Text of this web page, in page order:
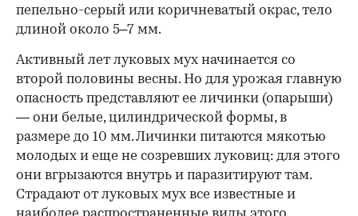
00:00
пепельно-серый или коричневатый окрас, тело
длиной около 5–7 мм.
Активный лет луковых мух начинается со
второй половины весны. Но для урожая главную
опасность представляют ее личинки (опарыши)
— они белые, цилиндрической формы, в
размере до 10 мм. Личинки питаются мякотью
молодых и еще не созревших луковиц: для этого
они вгрызаются внутрь и паразитируют там.
Страдают от луковых мух все известные и